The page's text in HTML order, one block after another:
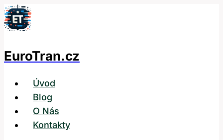
Přeskočit
na
EuroTran.cz
Úvod
Blog
O Nás
Kontakty